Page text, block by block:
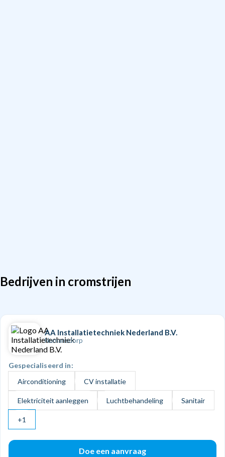
Bedrijven in cromstrijen
AA Installatietechniek Nederland B.V.
Numansdorp
Gespecialiseerd in:
Airconditioning
CV installatie
Elektriciteit aanleggen Luchtbehandeling Sanitair
+1
Doe een aanvraag